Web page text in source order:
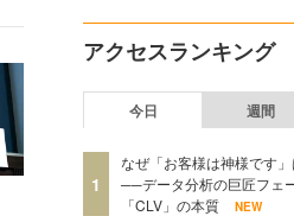
アクセスランキング
今日 週間
1
なぜ「お客様は神様です
──データ分析の巨匠フェ
「CLV」の本質
NEW